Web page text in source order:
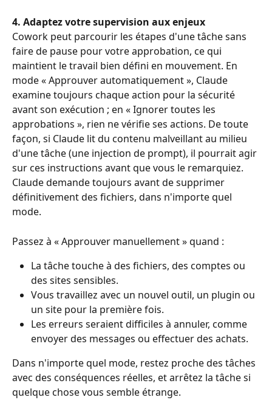
4. Adaptez votre supervision aux enjeux
Cowork peut parcourir les étapes d'une tâche sans
faire de pause pour votre approbation, ce qui
maintient le travail bien défini en mouvement. En
mode « Approuver automatiquement », Claude
examine toujours chaque action pour la sécurité
avant son exécution ; en « Ignorer toutes les
approbations », rien ne vérifie ses actions. De toute
façon, si Claude lit du contenu malveillant au milieu
d'une tâche (une injection de prompt), il pourrait agir
sur ces instructions avant que vous le remarquiez.
Claude demande toujours avant de supprimer
définitivement des fichiers, dans n'importe quel
mode.
Passez à « Approuver manuellement » quand :
La tâche touche à des fichiers, des comptes ou
des sites sensibles.
Vous travaillez avec un nouvel outil, un plugin ou
un site pour la première fois.
Les erreurs seraient difficiles à annuler, comme
envoyer des messages ou effectuer des achats.
Dans n'importe quel mode, restez proche des tâches
avec des conséquences réelles, et arrêtez la tâche si
quelque chose vous semble étrange.